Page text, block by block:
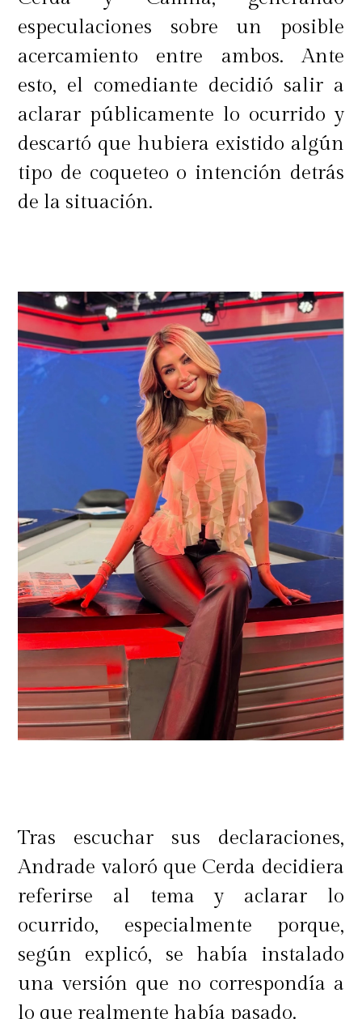
especulaciones sobre un posible
acercamiento entre ambos. Ante
esto, el comediante decidió salir a
aclarar públicamente lo ocurrido y
descartó que hubiera existido algún
tipo de coqueteo o intención detrás
de la situación.
Tras escuchar sus declaraciones,
Andrade valoró que Cerda decidiera
referirse al tema y aclarar lo
ocurrido, especialmente porque,
según explicó, se había instalado
una versión que no correspondía a
lo que realmente había pasado.